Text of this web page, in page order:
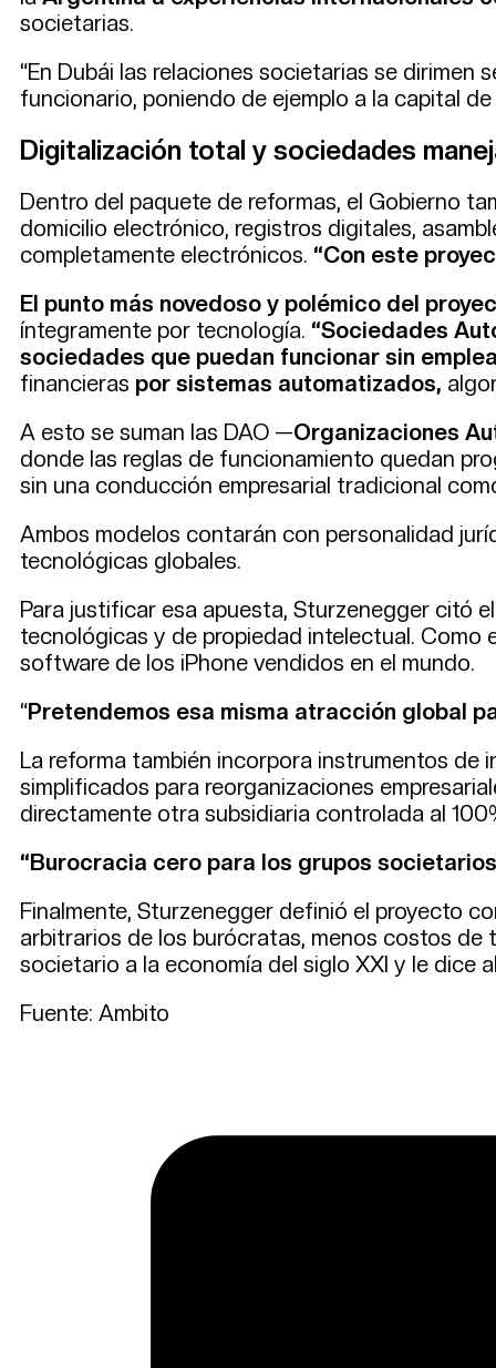
societarias.
“En Dubái las relaciones societarias se
funcionario, poniendo de ejemplo a la capital
Digitalización total y sociedades
Dentro del paquete de reformas, el Gobierno
domicilio electrónico, registros digitales,
completamente electrónicos. “Con este
El punto más novedoso y polémico del
íntegramente por tecnología. “Sociedades
sociedades que puedan funcionar sin
financieras por sistemas automatizados,
A esto se suman las DAO —Organizaciones
donde las reglas de funcionamiento quedan
sin una conducción empresarial tradicional
Ambos modelos contarán con personalidad
tecnológicas globales.
Para justificar esa apuesta, Sturzenegger citó
tecnológicas y de propiedad intelectual. Como
software de los iPhone vendidos en el mundo.
“Pretendemos esa misma atracción global
La reforma también incorpora instrumentos de
simplificados para reorganizaciones
directamente otra subsidiaria controlada al
“Burocracia cero para los grupos
Finalmente, Sturzenegger definió el proyecto
arbitrarios de los burócratas, menos costos de
societario a la economía del siglo XXI y le dice
Fuente: Ambito